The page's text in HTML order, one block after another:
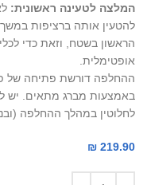
המלצה לטעינה ראשונית:
הראשון בשטח, וזאת כדי
אופטימלית.
ההחלפה דורשת פתיחה של
באמצעות מברג מתאים. יש
לחלוטין במהלך ההחלפה
₪ 219.90